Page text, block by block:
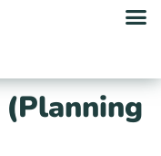
(Planning